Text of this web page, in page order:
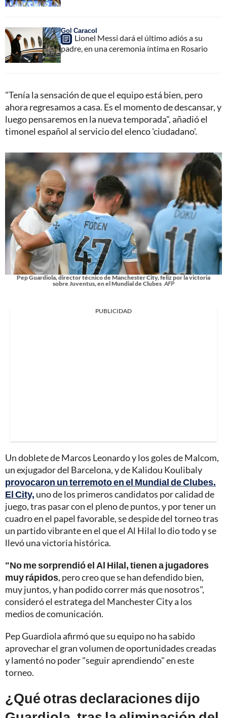
Gol Caracol
Lionel Messi dará el último adiós a su
padre, en una ceremonia íntima en Rosario
"Tenía la sensación de que el equipo está bien, pero
ahora regresamos a casa. Es el momento de descansar, y
luego pensaremos en la nueva temporada", añadió el
timonel español al servicio del elenco 'ciudadano'.
Pep Guardiola, director técnico de Manchester City, feliz por la victoria
sobre Juventus, en el Mundial de Clubes AFP
PUBLICIDAD
Un doblete de Marcos Leonardo y los goles de Malcom,
un exjugador del Barcelona, y de Kalidou Koulibaly
provocaron un terremoto en el Mundial de Clubes.
El City, uno de los primeros candidatos por calidad de
juego, tras pasar con el pleno de puntos, y por tener un
cuadro en el papel favorable, se despide del torneo tras
un partido vibrante en el que el Al Hilal lo dio todo y se
llevó una victoria histórica.
"No me sorprendió el Al Hilal, tienen a jugadores
muy rápidos, pero creo que se han defendido bien,
muy juntos, y han podido correr más que nosotros",
consideró el estratega del Manchester City a los
medios de comunicación.
Pep Guardiola afirmó que su equipo no ha sabido
aprovechar el gran volumen de oportunidades creadas
y lamentó no poder "seguir aprendiendo" en este
torneo.
¿Qué otras declaraciones dijo